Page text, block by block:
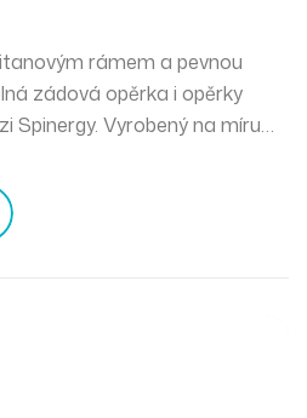
rámem a pevnou
zádová opěrka i opěrky
Spinergy. Vyrobený na míru